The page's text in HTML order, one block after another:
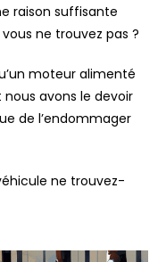
raison suffisante
ne trouvez pas ?
moteur alimenté
avons le devoir
de l’endommager
ne trouvez-